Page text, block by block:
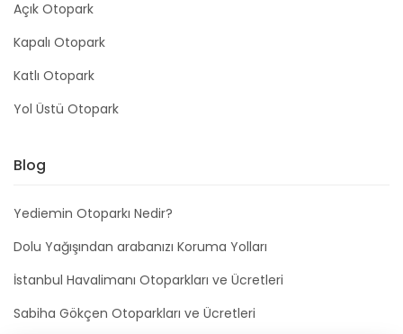
Açık Otopark
Kapalı Otopark
Katlı Otopark
Yol Üstü Otopark
Blog
Yediemin Otoparkı Nedir?
Dolu Yağışından arabanızı Koruma Yolları
İstanbul Havalimanı Otoparkları ve Ücretleri
Sabiha Gökçen Otoparkları ve Ücretleri